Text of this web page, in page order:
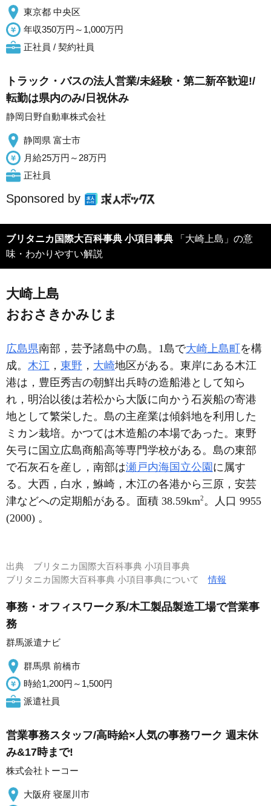
東京都 中央区
年収350万円～1,000万円
正社員 / 契約社員
トラック・バスの法人営業/未経験・第二新卒歓迎!/
転勤は県内のみ/日祝休み
静岡日野自動車株式会社
静岡県 富士市
月給25万円～28万円
正社員
Sponsored by
ブリタニカ国際大百科事典 小項目事典
味・わかりやすい解説
大崎上島
おおさきかみじま
広島県南部，芸予諸島中の島。1島で大崎上島町 を構
成。 木江 ， 東野 ， 大崎地区がある。東岸にある木江
港は，豊臣秀吉の朝鮮出兵時の造船港として知ら
れ，明治以後は若松から大阪に向かう石炭船の寄港
地として繁栄した。島の主産業は傾斜地を利用した
ミカン栽培。かつては木造船の本場であった。東野
矢弓に国立広島商船高等専門学校がある。島の東部
で石灰石を産し，南部は瀬戸内海国立公園 に属す
る。大西，白水，鮴崎，木江の各港から三原，安芸
津などへの定期船がある。面積 38.59km2。人口 9955
(2000) 。
出典 ブリタニカ国際大百科事典 小項目事典
ブリタニカ国際大百科事典 小項目事典について情報
事務・オフィスワーク系/木工製品製造工場で営業事
務
群馬派遣ナビ
群馬県 前橋市
時給1,200円～1,500円
派遣社員
営業事務スタッフ/高時給×人気の事務ワーク 週末休
み&17時まで!
株式会社トーコー
大阪府 寝屋川市